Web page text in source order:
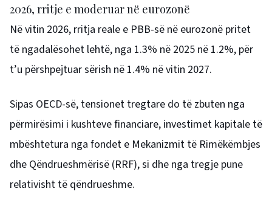
2026, rritje e moderuar në eurozonë
Në vitin 2026, rritja reale e PBB-së në eurozonë pritet
të ngadalësohet lehtë, nga 1.3% në 2025 në 1.2%, për
t’u përshpejtuar sërish në 1.4% në vitin 2027.
Sipas OECD-së, tensionet tregtare do të zbuten nga
përmirësimi i kushteve financiare, investimet kapitale të
mbështetura nga fondet e Mekanizmit të Rimëkëmbjes
dhe Qëndrueshmërisë (RRF), si dhe nga tregje pune
relativisht të qëndrueshme.